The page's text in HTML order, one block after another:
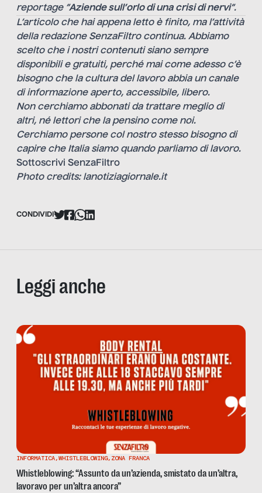
reportage “Aziende sull’orlo di una crisi di nervi“.
L’articolo che hai appena letto è finito, ma l’attività
della redazione SenzaFiltro continua. Abbiamo
scelto che i nostri contenuti siano sempre
disponibili e gratuiti, perché mai come adesso c’è
bisogno che la cultura del lavoro abbia un canale
di informazione aperto, accessibile, libero.
Non cerchiamo abbonati da trattare meglio di
altri, né lettori che la pensino come noi.
Cerchiamo persone col nostro stesso bisogno di
capire che Italia siamo quando parliamo di lavoro.
Sottoscrivi SenzaFiltro
Photo credits: lanotiziagiornale.it
CONDIVIDI
Leggi anche
INFORMATICA,WHISTLEBLOWING, ZONA FRANCA
Whistleblowing: “Assunto da un’azienda, smistato da un’altra,
lavoravo per un’altra ancora”